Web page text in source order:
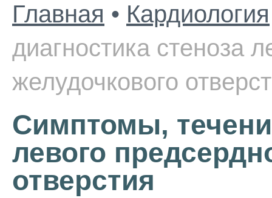
Главная • Кардиология
диагностика стеноза
желудочкового
Симптомы,
левого
отверстия